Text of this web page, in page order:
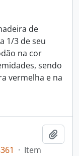
de
1/3 de seu
na cor
sendo
vermelha e na
· Item